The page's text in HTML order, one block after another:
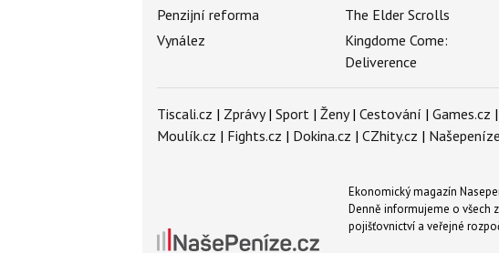
Penzijní reforma
Vynález
The Elder Scrolls
Kingdome Come:
Deliverence
Tiscali.cz | Zprávy| Sport | Ženy| Cestování | Games.cz |
Moulík.cz | Fights.cz | Dokina.cz | CZhity.cz |
Ekonomický magazín
Denně informujeme o všech
pojišťovnictví a veřejné